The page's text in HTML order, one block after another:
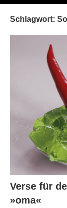
Schlagwort:
Verse für
»oma«